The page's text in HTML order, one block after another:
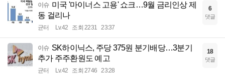
이슈 미국 '마이너스 고용' 쇼크…9월 금리인상 제
동 걸리나
균터 Lv.42 조회 2231 23:37
6
댓글
이슈 SK하이닉스, 주당 375원 분기배당…3분기
추가 주주환원도 예고
균터 Lv.42 조회 2746 23:28
18
댓글